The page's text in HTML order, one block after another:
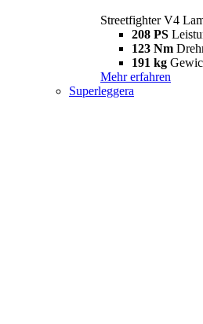
Streetfighter V4
208 PS
123 Nm
191 kg
Mehr erfahren
Superleggera